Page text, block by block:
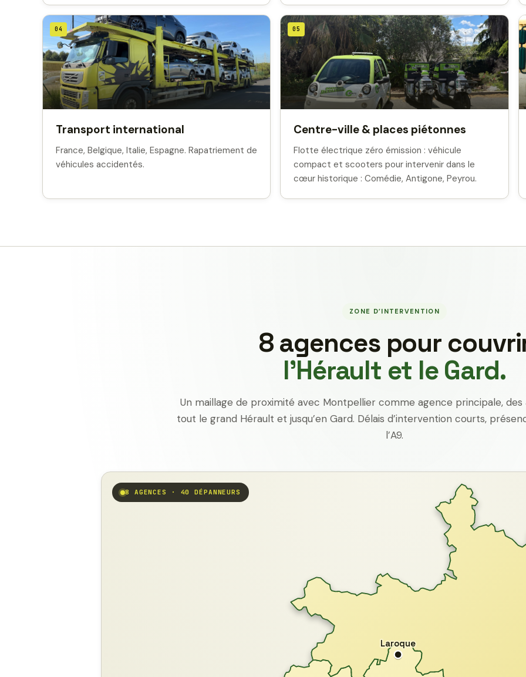
04
Transport international
France, Belgique, Italie, Espagne. Rapatriement de
véhicules accidentés.
05
Centre-ville & places piétonnes
Flotte électrique zéro émission : véhicule
compact et scooters pour intervenir dans le
cœur historique : Comédie, Antigone, Peyrou.
ZONE D’INTERVENTION
8 agences pour
l’Hérault et le Gard.
Un maillage de proximité avec Montpellier comme agence principale, des
tout le grand Hérault et jusqu’en Gard. Délais d’intervention courts,
l’A9.
Laroque
8 AGENCES · 40 DÉPANNEURS